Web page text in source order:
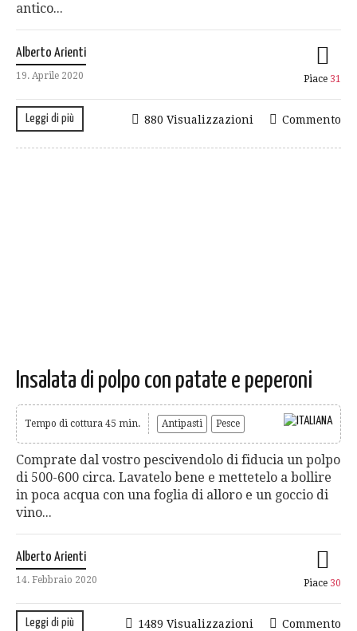
antico...
Alberto Arienti
19. Aprile 2020 Piace 31
Leggi di più Commento
880 Visualizzazioni
Insalata di polpo con patate e peperoni
Tempo di cottura 45 min. Antipasti Pesce
Comprate dal vostro pescivendolo di fiducia un polpo
di 500-600 circa. Lavatelo bene e mettetelo a bollire
in poca acqua con una foglia di alloro e un goccio di
vino...
Alberto Arienti
14. Febbraio 2020 Piace 30
Leggi di più Commento
1489 Visualizzazioni